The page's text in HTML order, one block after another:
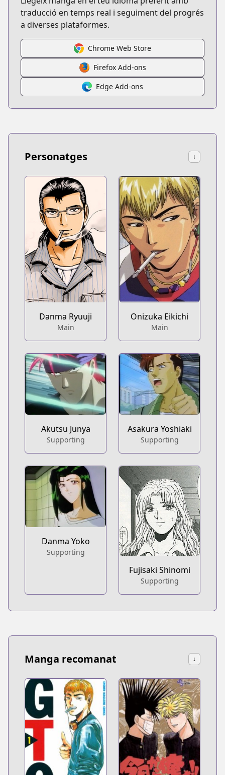
traducció en temps real i seguiment del progrés
a diverses plataformes.
Chrome Web Store
Firefox Add-ons
Edge Add-ons
Personatges ↓
Danma Ryuuji
Main
Onizuka Eikichi
Main
Akutsu Junya
Supporting
Asakura Yoshiaki
Supporting
Danma Yoko
Supporting
Fujisaki Shinomi
Supporting
Manga recomanat ↓